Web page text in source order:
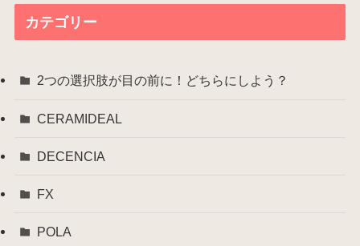
カテゴリー
2つの選択肢が目の前に！どちらにしよう？
CERAMIDEAL
DECENCIA
FX
POLA